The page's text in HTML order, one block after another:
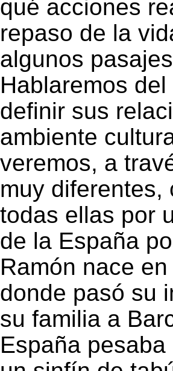
qué acciones
repaso de la
algunos
Hablaremos
definir sus
ambiente
veremos, a
muy diferentes,
todas ellas por
de la España
Ramón nace
donde pasó su
su familia a
España